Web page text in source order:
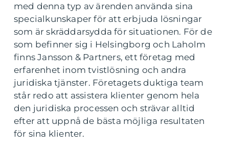
med denna typ av ärenden använda sina
specialkunskaper för att erbjuda lösningar
som är skräddarsydda för situationen. För de
som befinner sig i Helsingborg och Laholm
finns Jansson & Partners, ett företag med
erfarenhet inom tvistlösning och andra
juridiska tjänster. Företagets duktiga team
står redo att assistera klienter genom hela
den juridiska processen och strävar alltid
efter att uppnå de bästa möjliga resultaten
för sina klienter.